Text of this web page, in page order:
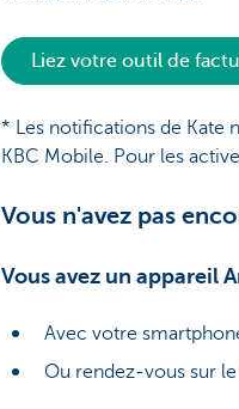
Liez votre outil de
* Les notifications de Kate
KBC Mobile. Pour les
Vous n'avez pas
Vous avez un appareil
Avec votre
Ou rendez-vous sur le